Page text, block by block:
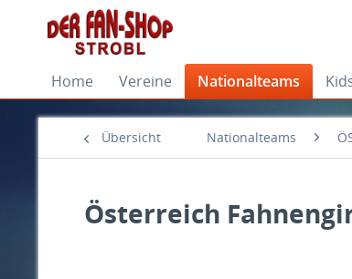
Home Vereine Nationalteams
Übersicht Nationalteams
Österreich